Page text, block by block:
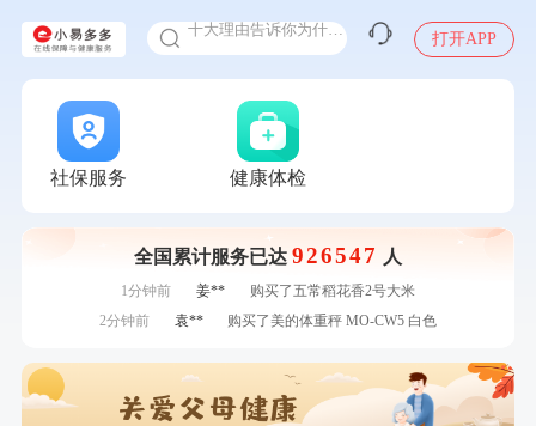
感染人偏肺病毒就会得肺炎吗
甲状腺癌怎么筛查
打开APP
社保服务 健康体检
全国累计服务已达 926547 人
7分钟前 江**
成功预约了女性VIP体检套餐
7分钟前
购买了时尚羽毛球套装ES-YM601
购买了美的体重秤 MO-CW5 白色
刚刚
购买了美的体重秤 MO-CW5 白色
1分钟前
陈**
成功预约了精英体检套餐
1分钟前
姜**
购买了五常稻花香2号大米
2分钟前
袁**
购买了美的体重秤 MO-CW5 白色
孙**
成功预约了商务应酬体检（男）
4分钟前
侯**
购买了汤臣倍健水飞蓟葛根丹参片（护肝片）1.02g*120片